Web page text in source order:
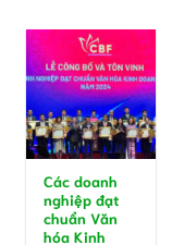
Các doanh
nghiệp đạt
chuẩn Văn
hóa Kinh